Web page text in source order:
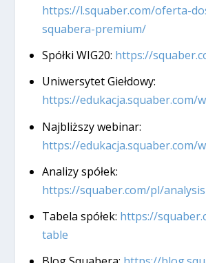
https://l.squaber.com/oferta-
squabera-premium/
Spółki WIG20: https://
Uniwersytet Giełdowy:
https://edukacja.squaber.com/
Najbliższy webinar:
https://edukacja.squaber.com/
Analizy spółek:
https://squaber.com/pl/analysis
Tabela spółek: https://
table